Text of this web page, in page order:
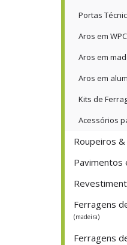
Portas
Aros em WPC
Aros em
Aros em
Kits de
Acessórios
Roupeiros
Pavimentos
Ferragens
(madeira)
Ferragens